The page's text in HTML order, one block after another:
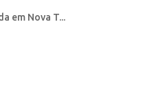
em Nova T...